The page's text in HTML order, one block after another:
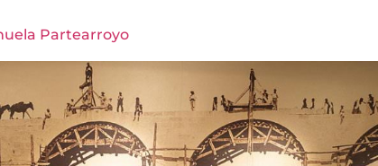
Partearroyo